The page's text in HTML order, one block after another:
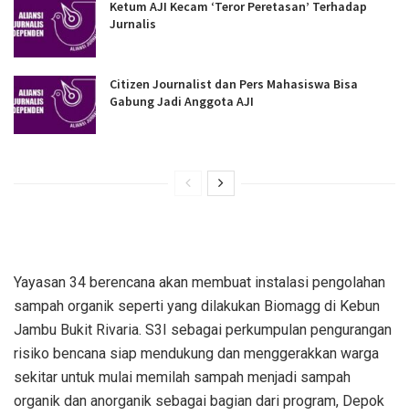
Ketum AJI Kecam ‘Teror Peretasan’ Terhadap
Jurnalis
Citizen Journalist dan Pers Mahasiswa Bisa
Gabung Jadi Anggota AJI
Yayasan 34 berencana akan membuat instalasi pengolahan
sampah organik seperti yang dilakukan Biomagg di Kebun
Jambu Bukit Rivaria. S3I sebagai perkumpulan pengurangan
risiko bencana siap mendukung dan menggerakkan warga
sekitar untuk mulai memilah sampah menjadi sampah
organik dan anorganik sebagai bagian dari program, Depok